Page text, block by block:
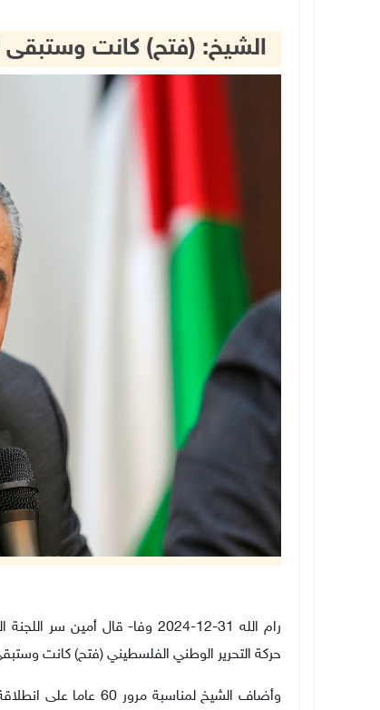
الشيخ: (فتح) كانت
رام الله 31-12-2024 وفا- قال
حركة التحرير الوطني الفلسطيني (فتح) كانت
وأضاف الشيخ لمناسبة